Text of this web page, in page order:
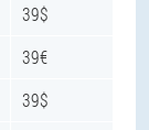
39$
39€
39$